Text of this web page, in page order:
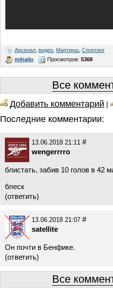
Арсенал видео Мартинш Спортинг
mihajlo
Просмотров: 5368
Все
Добавить комментарий |
Последние комментарии:
13.06.2018 21:11 #
wengerrrro
блистать, забив 10 голов в 42
блеск
(ответить)
13.06.2018 21:07 #
satellite
Он почти в Бенфике.
(ответить)
Все